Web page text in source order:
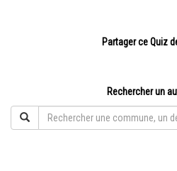
Partager ce Quiz
Rechercher un